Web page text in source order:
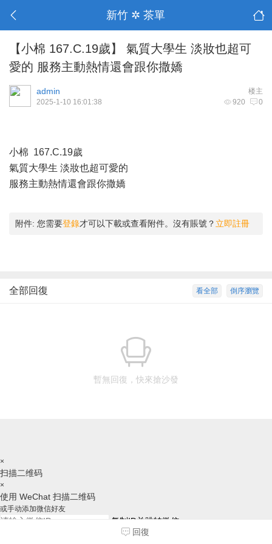
新竹 ✲ 茶單
【小棉 167.C.19歲】 氣質大學生 淡妝也超可
愛的 服務主動熱情還會跟你撒嬌
楼主
admin
920 0
2025-1-10 16:01:38
小棉 167.C.19歲
氣質大學生 淡妝也超可愛的
服務主動熱情還會跟你撒嬌
附件: 您需要登錄才可以下載或查看附件。沒有賬號？ 立即註冊
倒序瀏覽
看全部
全部回復
暫無回復，快來搶沙發
回復
×
扫描二维码
×
使用 WeChat 扫描二维码
或手动添加微信好友
复制ID并跳转微信